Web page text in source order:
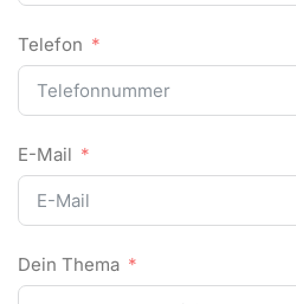
Telefon
E-Mail
Dein Thema